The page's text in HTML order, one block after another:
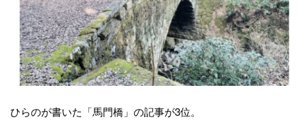
ひらのが書いた「馬門橋」の記事が3位。